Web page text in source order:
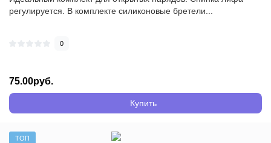
регулируется. В комплекте силиконовые бретели...
0
75.00руб.
Купить
ТОП